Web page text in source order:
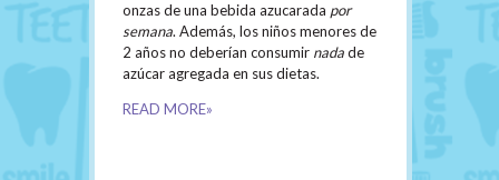
onzas de una bebida azucarada por
semana. Además, los niños menores de
2 años no deberían consumir nadade
azúcar agregada en sus dietas.
READ MORE»